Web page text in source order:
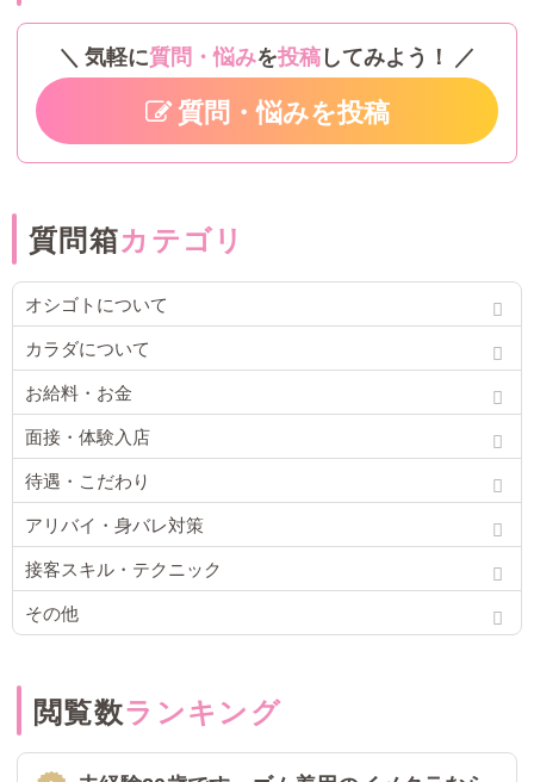
気軽に質問・悩みを投稿 してみよう！
質問・悩みを投稿
質問箱カテゴリ
オシゴトについて
カラダについて
お給料・お金
面接・体験入店
待遇・こだわり
アリバイ・身バレ対策
接客スキル・テクニック
その他
閲覧数ランキング